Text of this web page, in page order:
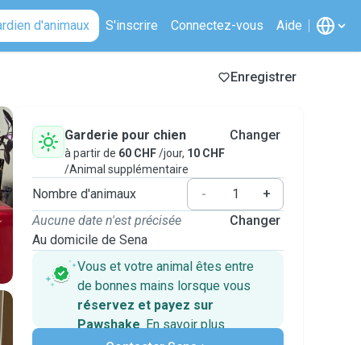
d'animaux S'inscrire Connectez-vous Aide
Enregistrer
Garderie pour chien
à partir de 60 CHF/jour, 10 CHF
/Animal supplémentaire
Changer
Nombre d'animaux -
+
Aucune date n'est précisée
Au domicile de Sena
Changer
Vous et votre animal êtes entre
de bonnes mains lorsque vous
réservez et payez sur
Pawshake. En savoir plus
Paiements sécurisés